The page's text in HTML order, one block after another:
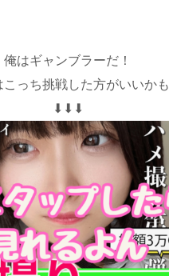
俺はギャンブラーだ！
こっち挑戦した方がいいか
⬇︎⬇︎⬇︎